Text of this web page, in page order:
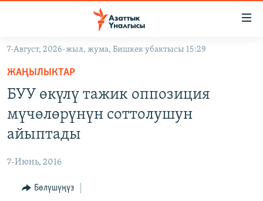
Навигацияга
өтүңүз
Издөөгө
салыңызКЫРГЫЗСТАН
САЯСАТ
МАДАНИЯТ
ДҮЙНӨ
УКРАИНА
ТВ ПРОГРАММАЛАР
БҮГҮН АЗАТТЫКТА
ПОДКАСТ
7-Август, 2026-жыл, жума, Бишкек убактысы 15:29
ЖАҢЫЛЫКТАР
БУУ өкүлү тажик оппозиция
мүчөлөрүнүн соттолушун
айыптады
7-Июнь, 2016
Бөлүшүңүз